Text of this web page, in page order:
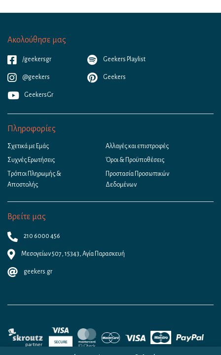
Ακολούθησε μας
/geekersgr
@geekers
GeekersGr
Geekers Playlist
Geekers
Πληροφορίες
Σχετικά με Εμάς
Συχνές Ερωτήσεις
Τρόποι Πληρωμής &
Αποστολής
Αλλαγές και επιστροφές
Όροι & Προϋποθέσεις
Προστασία Προσωπικών
Δεδομένων
Βρείτε μας
210 6000 456
Μεσογείων 507, 15343, Αγία Παρασκευή
geekers.gr